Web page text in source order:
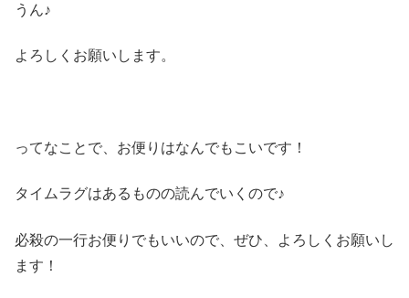
うん♪
よろしくお願いします。
ってなことで、お便りはなんでもこいです！
タイムラグはあるものの読んでいくので♪
必殺の一行お便りでもいいので、ぜひ、よろしくお願いし
ます！